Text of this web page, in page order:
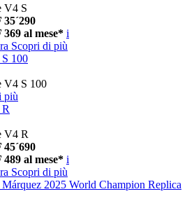
V4 S
al mese* i
Scopri di più
100
V4 S 100
più
V4 R
al mese* i
Scopri di più
2025 World Champion Replica